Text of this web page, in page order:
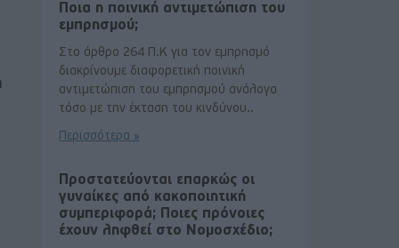
Ποια η ποινική αντιμετώπιση του
εμπρησμού;
Στο άρθρο 264 Π.Κ για τον εμπρησμό
διακρίνουμε διαφορετική ποινική
αντιμετώπιση του εμπρησμού ανάλογα
τόσο με την έκταση του κινδύνου..
Περισσότερα »
Προστατεύονται επαρκώς οι
γυναίκες από κακοποιητική
συμπεριφορά; Ποιες πρόνοιες
έχουν ληφθεί στο Νομοσχέδιο;